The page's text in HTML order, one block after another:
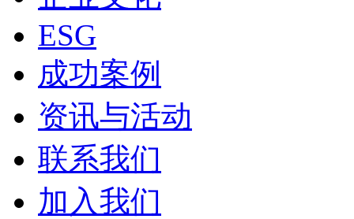
ESG
成功案例
资讯与活动
联系我们
加入我们